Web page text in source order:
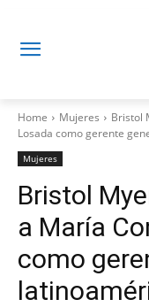
Home Mujeres
Bristol
Losada como gerente
Mujeres
Bristol
a María
como